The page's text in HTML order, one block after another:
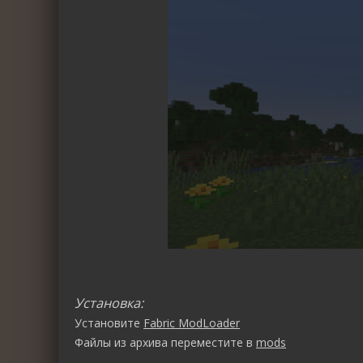
Установка:
Установите Fabric ModLoader
Файлы из архива переместите в mods